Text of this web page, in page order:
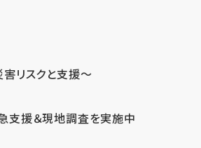
害リスクと支援～
支援＆現地調査を実施中